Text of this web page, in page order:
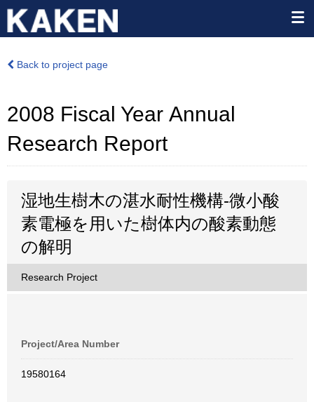
Back to project page
2008 Fiscal Year Annual
Research Report
湿地生樹木の湛水耐性機構-微小酸
素電極を用いた樹体内の酸素動態
の解明
Research Project
Project/Area Number
19580164